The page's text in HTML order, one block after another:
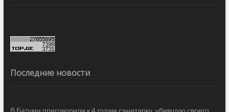
Последние новости